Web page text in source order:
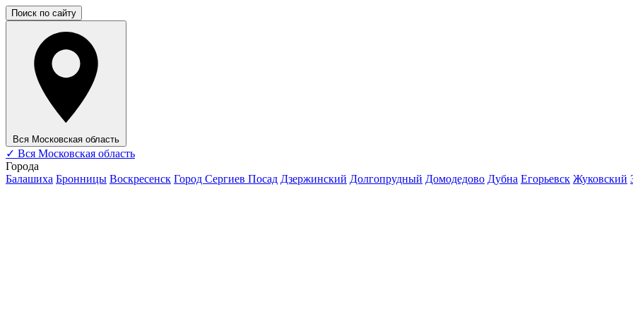
Поиск по сайту
Вся Московская область
✓ Вся Московская область
Города
Балашиха Бронницы Воскресенск Город Сергиев Посад Дзержинский Долгопрудный Домодедово Дубна Егорьевск Жуковский